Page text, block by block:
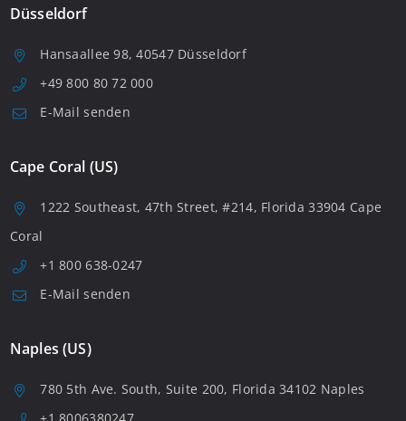
Düsseldorf
Hansaallee 98, 40547 Düsseldorf
+49 800 80 72 000
E-Mail senden
Cape Coral (US)
1222 Southeast, 47th Street, #214, Florida 33904 Cape
Coral
+1 800 638-0247
E-Mail senden
Naples (US)
780 5th Ave. South, Suite 200, Florida 34102 Naples
+1 8006380247